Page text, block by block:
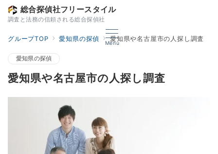
総合探偵社フリースタイル
調査と法務の信頼される総合探偵社
Menu
グループTOP 愛知県の探偵 愛知県や名古屋市の人探し調査
愛知県の探偵
愛知県や名古屋市の人探し調査